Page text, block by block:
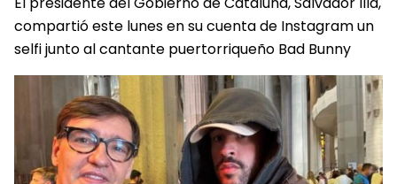
compartió este lunes en su cuenta de Instagram un
selfi junto al cantante puertorriqueño Bad Bunny